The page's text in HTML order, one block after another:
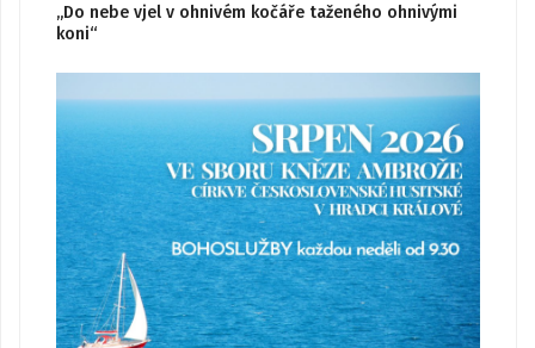
„Do nebe vjel v ohnivém kočáře taženého ohnivými
koni“